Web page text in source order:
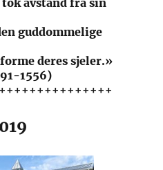
guddommelige
deres sjeler.»
1556)